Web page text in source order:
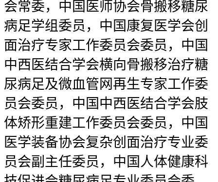
会常委，中国医师协会骨搬移糖尿
病足学组委员，中国康复医学会创
面治疗专家工作委员会委员，中国
中西医结合学会横向骨搬移治疗糖
尿病足及微血管网再生专家工作委
员会委员，中国中西医结合学会肢
体矫形重建工作委员会委员，中国
医学装备协会复杂创面治疗专业委
员会副主任委员，中国人体健康科